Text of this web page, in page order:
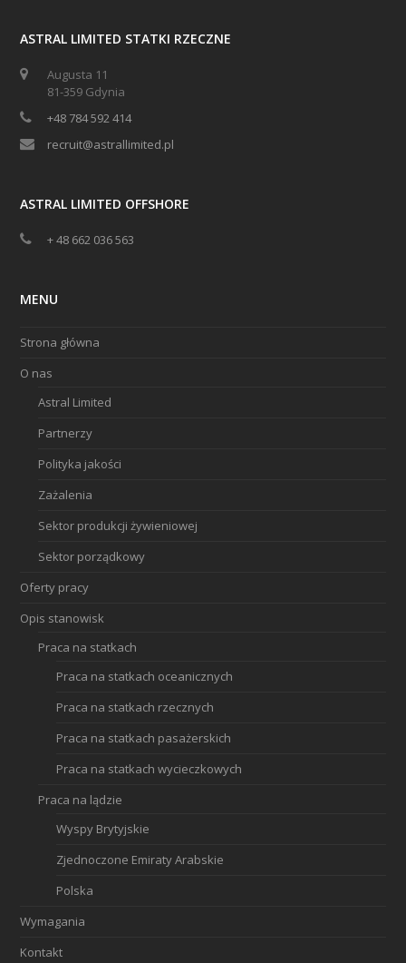
ASTRAL LIMITED STATKI RZECZNE
Augusta 11
81-359 Gdynia
+48 784 592 414
recruit@astrallimited.pl
ASTRAL LIMITED OFFSHORE
+ 48 662 036 563
MENU
Strona główna
O nas
Astral Limited
Partnerzy
Polityka jakości
Zażalenia
Sektor produkcji żywieniowej
Sektor porządkowy
Oferty pracy
Opis stanowisk
Praca na statkach
Praca na statkach oceanicznych
Praca na statkach rzecznych
Praca na statkach pasażerskich
Praca na statkach wycieczkowych
Praca na lądzie
Wyspy Brytyjskie
Zjednoczone Emiraty Arabskie
Polska
Wymagania
Kontakt